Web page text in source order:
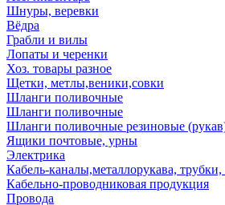
Шнуры, веревки
Вёдра
Грабли и вилы
Лопаты и черенки
Хоз. товары разное
Щетки, метлы,веники,совки
Шланги поливочные
Шланги поливочные
Шланги поливочные резиновые
Ящики почтовые, урны
Электрика
Кабель-каналы,металлорукава,
Кабельно-проводниковая продукция
Провода